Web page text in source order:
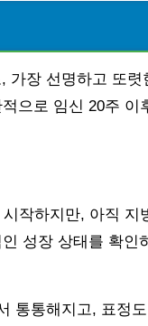
장 선명하고 또렷
으로 임신 20주 이
작하지만, 아직 지
성장 상태를 확인
통통해지고, 표정